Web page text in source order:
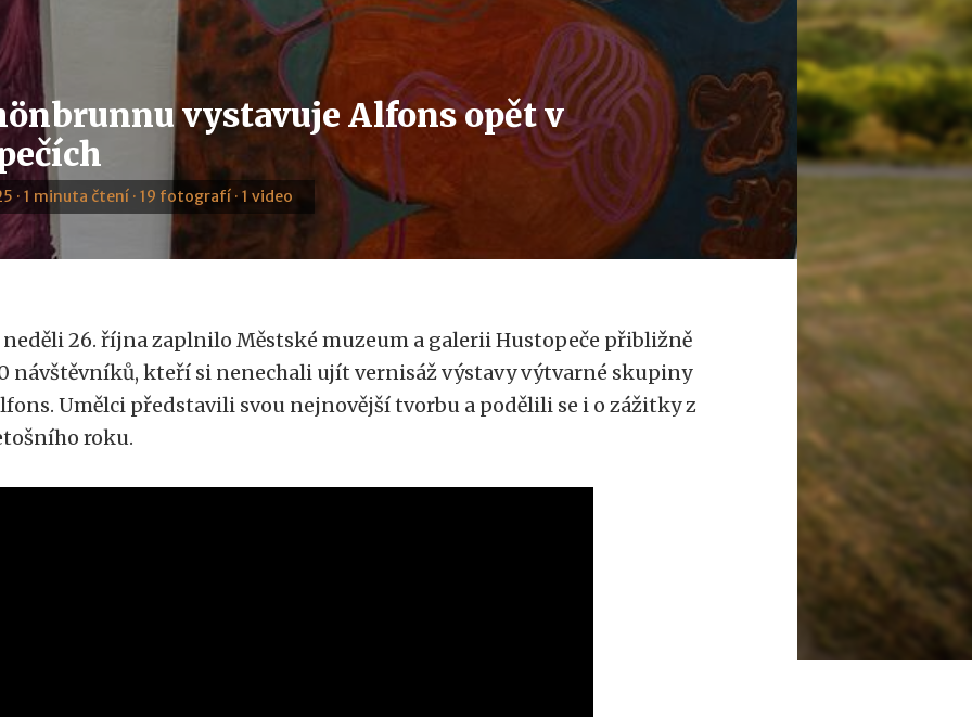
vystavuje Alfons opět v
· 1 minuta čtení · 19 fotografí · 1 video
neděli 26. října zaplnilo Městské muzeum a galerii Hustopeče přibližně
návštěvníků, kteří si nenechali ujít vernisáž výstavy výtvarné skupiny
Umělci představili svou nejnovější tvorbu a podělili se i o zážitky z
roku.